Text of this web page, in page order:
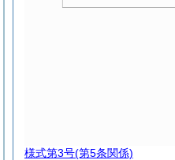
様式第3号(第5条関係)